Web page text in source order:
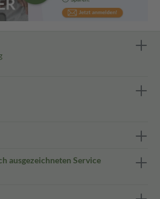
ausgezeichneten Service